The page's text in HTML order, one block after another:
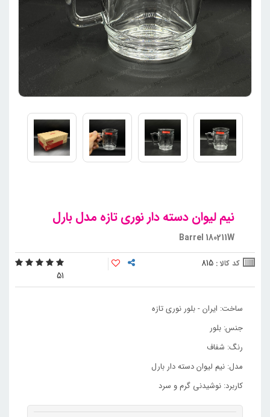
نیم لیوان دسته دار نوری تازه مدل بارل
Barrel 180211W
کد کالا : 815
51
ساخت: ایران - بلور نوری تازه
جنس: بلور
رنگ: شفاف
مدل: نیم لیوان دسته دار بارل
کاربرد: نوشیدنی گرم و سرد